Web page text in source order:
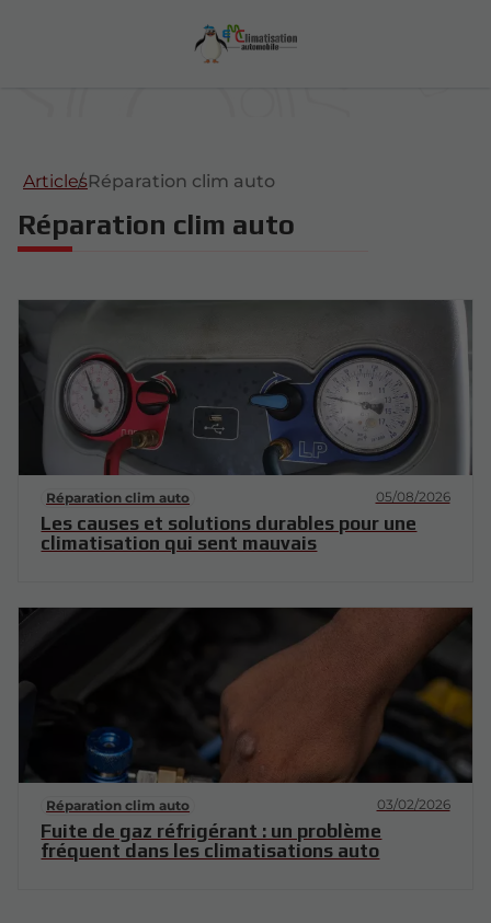
ArticlesRéparation clim auto
Réparation clim auto
Réparation clim auto 05/08/2026
Les causes et solutions durables pour une
climatisation qui sent mauvais
Réparation clim auto 03/02/2026
Fuite de gaz réfrigérant : un problème
fréquent dans les climatisations auto